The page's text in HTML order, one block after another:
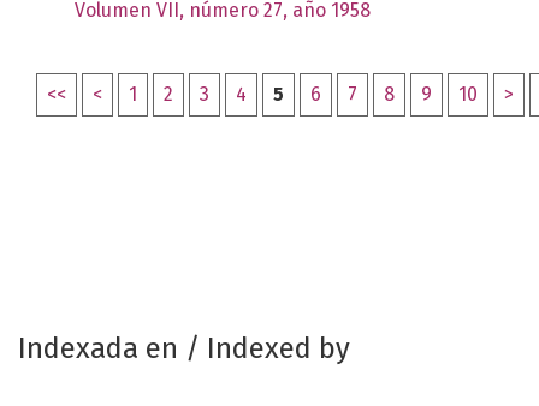
Volumen VII, número 27, año 1958
<< < 1 2 3 4 5 6 7 8 9 10 >
Indexada en / Indexed by